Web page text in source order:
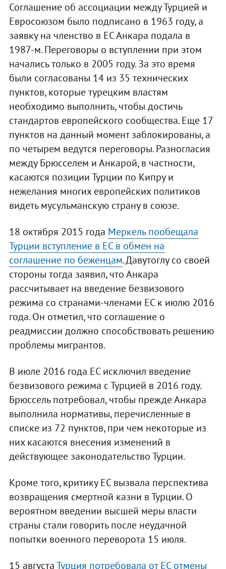
Соглашение об ассоциации между Турцией и
Евросоюзом было подписано в 1963 году, а
заявку на членство в ЕС Анкара подала в
1987-м. Переговоры о вступлении при этом
начались только в 2005 году. За это время
были согласованы 14 из 35 технических
пунктов, которые турецким властям
необходимо выполнить, чтобы достичь
стандартов европейского сообщества. Еще 17
пунктов на данный момент заблокированы, а
по четырем ведутся переговоры. Разногласия
между Брюсселем и Анкарой, в частности,
касаются позиции Турции по Кипру и
нежелания многих европейских политиков
видеть мусульманскую страну в союзе.
18 октября 2015 года Меркель пообещала
Турции вступление в ЕС в обмен на
соглашение по беженцам. Давутоглу со своей
стороны тогда заявил, что Анкара
рассчитывает на введение безвизового
режима со странами-членами ЕС к июлю 2016
года. Он отметил, что соглашение о
реадмиссии должно способствовать решению
проблемы мигрантов.
В июле 2016 года ЕС исключил введение
безвизового режима с Турцией в 2016 году.
Брюссель потребовал, чтобы прежде Анкара
выполнила нормативы, перечисленные в
списке из 72 пунктов, при чем некоторые из
них касаются внесения изменений в
действующее законодательство Турции.
Кроме того, критику ЕС вызвала перспектива
возвращения смертной казни в Турции. О
вероятном введении высшей меры власти
страны стали говорить после неудачной
попытки военного переворота 15 июля.
15 августаТурция потребовала от ЕС отмены